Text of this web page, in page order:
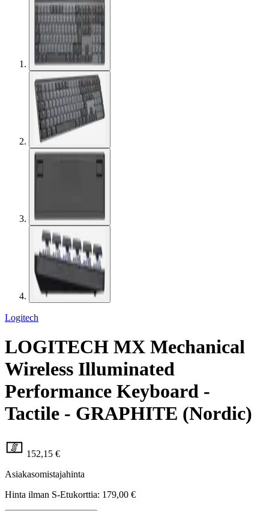
Logitech
LOGITECH MX Mechanical
Wireless Illuminated
Performance Keyboard -
Tactile - GRAPHITE (Nordic)
152,15 €
Asiakasomistajahinta
Hinta ilman S-Etukorttia: 179,00 €